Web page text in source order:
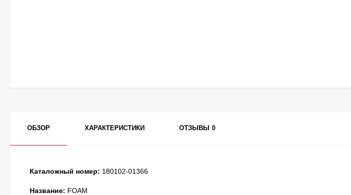
ОБЗОР ХАРАКТЕРИСТИКИ ОТЗЫВЫ 0
Каталожный номер: 180102-01366
Название: FOAM